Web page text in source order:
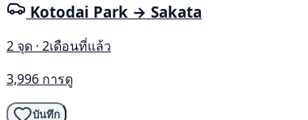
Kotodai Park → Sakata
2 จุด · 2เดือนที่แล้ว
3,996 การดู
บันทึก